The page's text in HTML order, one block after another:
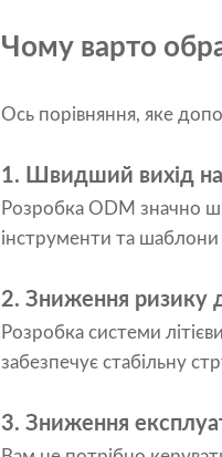
Чому варто
Ось порівняння, яке
1. Швидший вихід
Розробка ODM значно
інструменти та шаблони
2. Зниження ризику
Розробка системи
забезпечує стабільну
3. Зниження